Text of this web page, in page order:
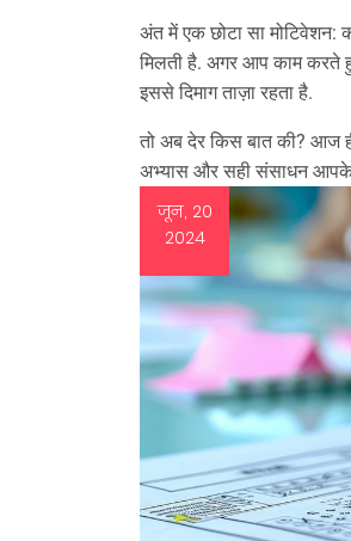
अंत में एक छोटा सा मोटिवेशन:
मिलती है. अगर आप काम करते
इससे दिमाग ताज़ा रहता है.
तो अब देर किस बात की? आज
अभ्यास और सही संसाधन आपके
जून, 20
2024